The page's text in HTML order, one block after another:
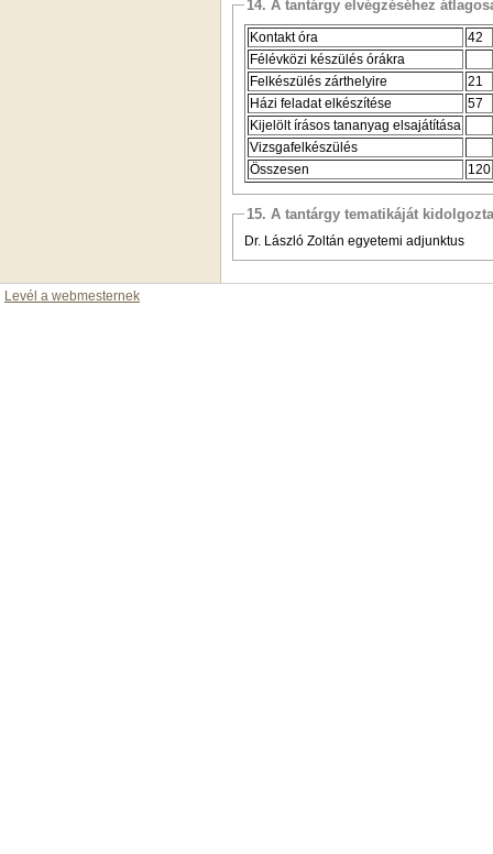
14. A tantárgy elvégzéséhez
Kontakt óra
42
Félévközi készülés órákra
Felkészülés zárthelyire
21
Házi feladat elkészítése
57
Kijelölt írásos tananyag elsajátítása
Vizsgafelkészülés
Összesen
120
15. A tantárgy tematikáját kidolgozta
Dr. László Zoltán egyetemi adjunktus
Levél a webmesternek